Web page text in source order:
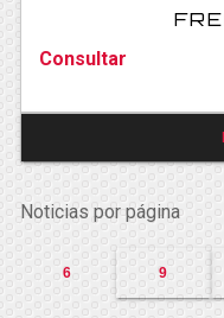
Consultar
Noticias por página
6 9